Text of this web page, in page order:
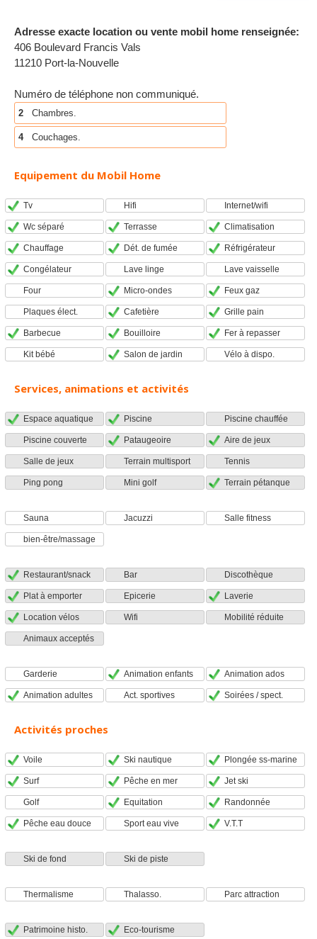
Adresse exacte location ou vente mobil home renseignée:
406 Boulevard Francis Vals
11210 Port-la-Nouvelle
Numéro de téléphone non communiqué.
2 Chambres.
4 Couchages.
Equipement du Mobil Home
Tv Hifi Internet/wifi
Wc séparé Terrasse Climatisation
Chauffage Dét. de fumée Réfrigérateur
Congélateur Lave linge Lave vaisselle
Four Micro-ondes Feux gaz
Plaques élect. Cafetière Grille pain
Barbecue Bouilloire Fer à repasser
Kit bébé Salon de jardin Vélo à dispo.
Services, animations et activités
Espace aquatique Piscine Piscine chauffée
Piscine couverte Pataugeoire Aire de jeux
Salle de jeux Terrain multisport Tennis
Ping pong Mini golf Terrain pétanque
Sauna Jacuzzi Salle fitness
bien-être/massage
Restaurant/snack Bar Discothèque
Plat à emporter Epicerie Laverie
Location vélos Wifi Mobilité réduite
Animaux acceptés
Garderie Animation enfants Animation ados
Animation adultes Act. sportives Soirées / spect.
Activités proches
Voile Ski nautique Plongée ss-marine
Surf Pêche en mer Jet ski
Golf Equitation Randonnée
Pêche eau douce Sport eau vive V.T.T
Ski de fond Ski de piste
Thermalisme Thalasso. Parc attraction
Patrimoine histo. Eco-tourisme